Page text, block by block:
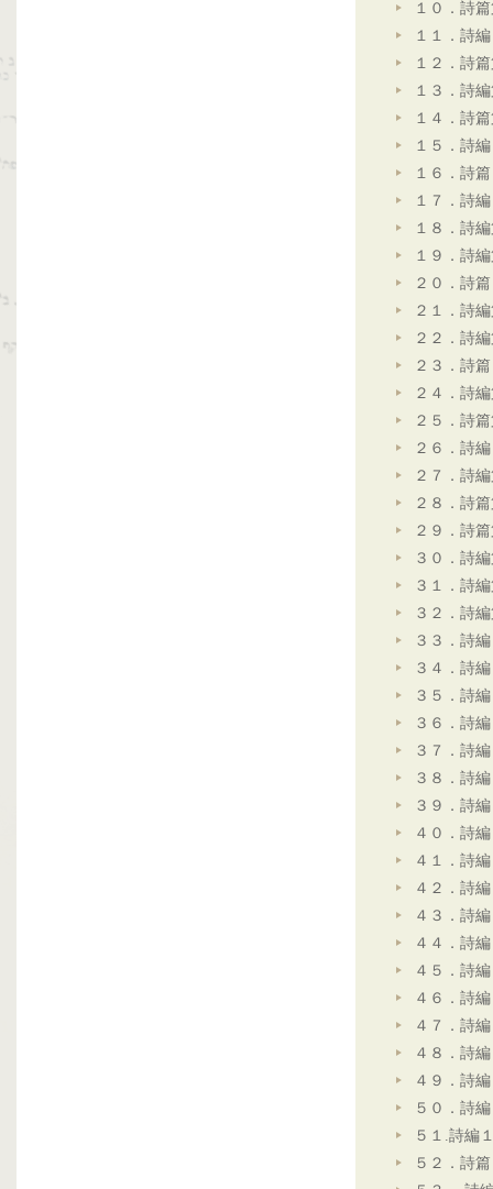
１０．詩
１１．詩
１２．詩
１３．詩
１４．詩
１５．詩
１６．詩
１７．詩
１８．詩
１９．詩
２０．詩
２１．詩
２２．詩
２３．詩
２４．詩
２５．詩
２６．詩
２７．詩
２８．詩
２９．詩
３０．詩
３１．詩
３２．詩
３３．詩
３４．詩
３５．詩
３６．詩
３７．詩
３８．詩
３９．詩
４０．詩
４１．詩
４２．詩
４３．詩
４４．詩
４５．詩
４６．詩
４７．詩
４８．詩
４９．詩
５０．詩
５１.詩編
５２．詩